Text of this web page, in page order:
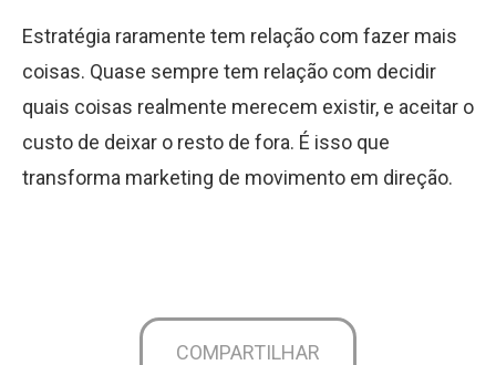
Estratégia raramente tem relação com fazer mais
coisas. Quase sempre tem relação com decidir
quais coisas realmente merecem existir, e aceitar o
custo de deixar o resto de fora. É isso que
transforma marketing de movimento em direção.
COMPARTILHAR